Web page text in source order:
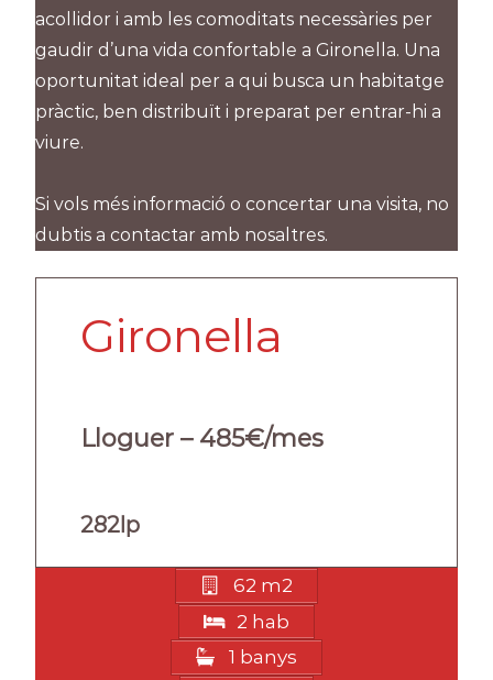
acollidor i amb les comoditats necessàries per
gaudir d’una vida confortable a Gironella. Una
oportunitat ideal per a qui busca un habitatge
pràctic, ben distribuït i preparat per entrar-hi a
viure.
Si vols més informació o concertar una visita, no
dubtis a contactar amb nosaltres.
Gironella
Lloguer – 485€/mes
282lp
62 m2
2 hab
1 banys